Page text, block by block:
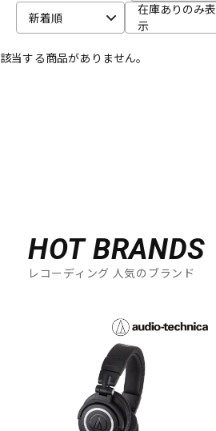
アンプ
DTM オンライン納品
新着順
在庫ありのみ表
示
該当する商品がありません。
HOT BRANDS
レコーディング 人気のブランド